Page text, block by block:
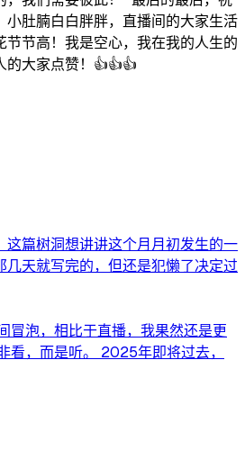
小肚腩白白胖胖，直播间的大家生活
节节高！我是空心，我在我的人生的
的大家点赞！👍👍👍
这篇树洞想讲讲这个月月初发生的一
几天就写完的，但还是犯懒了决定过
冒泡，相比于直播，我果然还是更
看，而是听。 2025年即将过去，